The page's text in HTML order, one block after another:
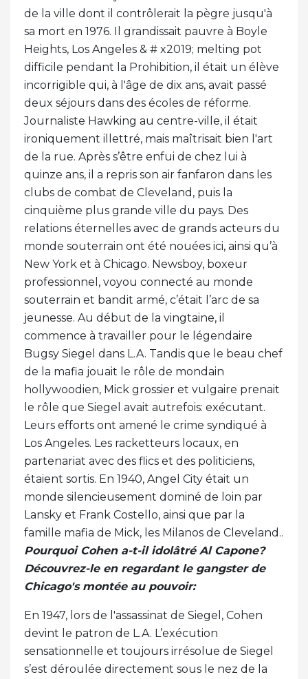
de la ville dont il contrôlerait la pègre jusqu'à
sa mort en 1976. Il grandissait pauvre à Boyle
Heights, Los Angeles & # x2019; melting pot
difficile pendant la Prohibition, il était un élève
incorrigible qui, à l'âge de dix ans, avait passé
deux séjours dans des écoles de réforme.
Journaliste Hawking au centre-ville, il était
ironiquement illettré, mais maîtrisait bien l'art
de la rue. Après s’être enfui de chez lui à
quinze ans, il a repris son air fanfaron dans les
clubs de combat de Cleveland, puis la
cinquième plus grande ville du pays. Des
relations éternelles avec de grands acteurs du
monde souterrain ont été nouées ici, ainsi qu’à
New York et à Chicago. Newsboy, boxeur
professionnel, voyou connecté au monde
souterrain et bandit armé, c’était l’arc de sa
jeunesse. Au début de la vingtaine, il
commence à travailler pour le légendaire
Bugsy Siegel dans L.A. Tandis que le beau chef
de la mafia jouait le rôle de mondain
hollywoodien, Mick grossier et vulgaire prenait
le rôle que Siegel avait autrefois: exécutant.
Leurs efforts ont amené le crime syndiqué à
Los Angeles. Les racketteurs locaux, en
partenariat avec des flics et des politiciens,
étaient sortis. En 1940, Angel City était un
monde silencieusement dominé de loin par
Lansky et Frank Costello, ainsi que par la
famille mafia de Mick, les Milanos de Cleveland..
Pourquoi Cohen a-t-il idolâtré Al Capone?
Découvrez-le en regardant le gangster de
Chicago's montée au pouvoir:
En 1947, lors de l'assassinat de Siegel, Cohen
devint le patron de L.A. L’exécution
sensationnelle et toujours irrésolue de Siegel
s’est déroulée directement sous le nez de la